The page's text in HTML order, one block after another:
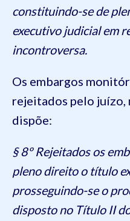
constituindo-se de
executivo judicial em
incontroversa.
Os embargos
rejeitados pelo juízo,
dispõe:
§ 8º Rejeitados os
pleno direito o título
prosseguindo-se o
disposto no Título II